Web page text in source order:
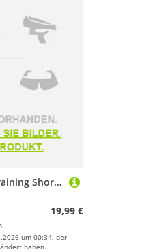
Oxdog Atlanta Ii Training Short Sleeve T-shirt Schwarz 164 cm Kinder
19,99 €
um 00:34; der
haben.